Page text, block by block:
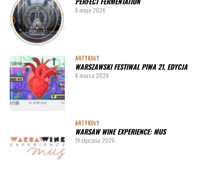
6 maja 2026
ARTYKUŁY
WARSZAWSKI FESTIWAL PIWA 21. EDYCJA
8 marca 2026
ARTYKUŁY
WARSAW WINE EXPERIENCE: MUS
19 stycznia 2026